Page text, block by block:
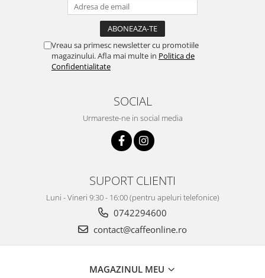
Vreau sa primesc newsletter cu promotiile
magazinului. Afla mai multe in Politica de
Confidentialitate
SOCIAL
Urmareste-ne in social media
SUPORT CLIENTI
Luni - Vineri 9:30 - 16:00 (pentru apeluri telefonice)
0742294600
contact@caffeonline.ro
MAGAZINUL MEU